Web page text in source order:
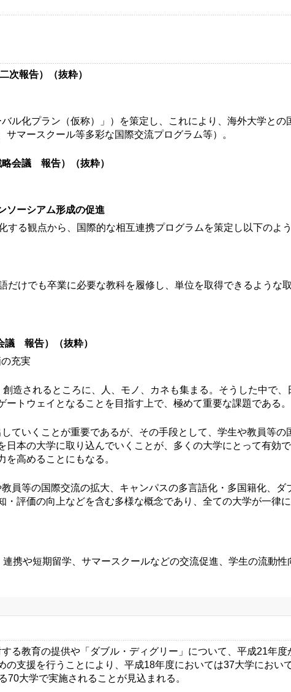
次報告）（抜粋）
ル化プラン（仮称）」）を策定し、これにより、海外大学との
マースクール等多彩な国際交流プログラム等）。
会議 報告）（抜粋）
ソーシアム形成の促進
る観点から、国際的な相互連携プログラムを策定し以下のよ
けでも卒業に必要な教科を履修し、単位を取得できるような取
議 報告）（抜粋）
充実
造されるところに、人、モノ、カネも集まる。そうした中で、
トウェイとなることを目指す上で、極めて重要な課題である。
ていくことが重要であるが、その手段として、学生や教員等の
本の大学に取り込んでいくことが、多くの大学にとって有効
高めることにもなる。
員等の国際交流の拡大、キャンパスの多言語化・多国籍化、ダ
評価の向上などを含む多様な概念であり、全ての大学が一律
や短期留学、サマースクールなどの交流促進、学生の流動性
る教育の提供や「ダブル・ディグリー」について、平成21年
支援を行うことにより、平成18年度においては37大学におい
大学で実施されることが見込まれる。